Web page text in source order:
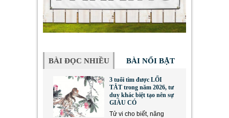
BÀI ĐỌC NHIỀU BÀI NỔI BẬT
3 tuổi tìm được LỐI
TẮT trong năm 2026, tư
duy khác biệt tạo nên sự
GIÀU CÓ
Tử vi cho biết, năng